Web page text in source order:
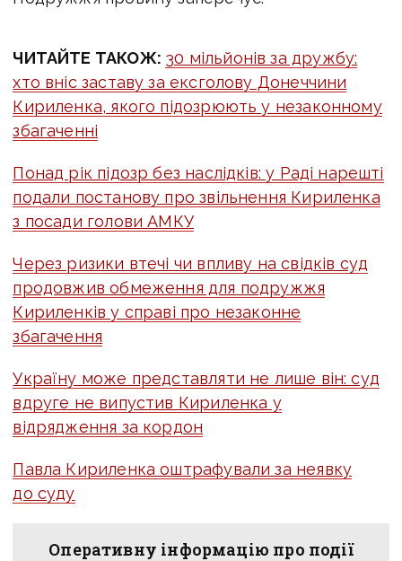
ЧИТАЙТЕ ТАКОЖ: 30 мільйонів за дружбу:
хто вніс заставу за ексголову Донеччини
Кириленка, якого підозрюють у незаконному
збагаченні
Понад рік підозр без наслідків: у Раді нарешті
подали постанову про звільнення Кириленка
з посади голови АМКУ
Через ризики втечі чи впливу на свідків суд
продовжив обмеження для подружжя
Кириленків у справі про незаконне
збагачення
Україну може представляти не лише він: суд
вдруге не випустив Кириленка у
відрядження за кордон
Павла Кириленка оштрафували за неявку
до суду
Оперативну інформацію про події